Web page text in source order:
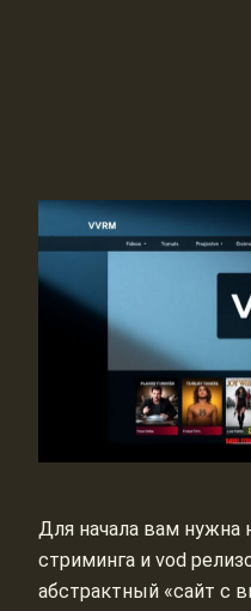
Для начала вам нужна
стриминга и vod
абстрактный «сайт с